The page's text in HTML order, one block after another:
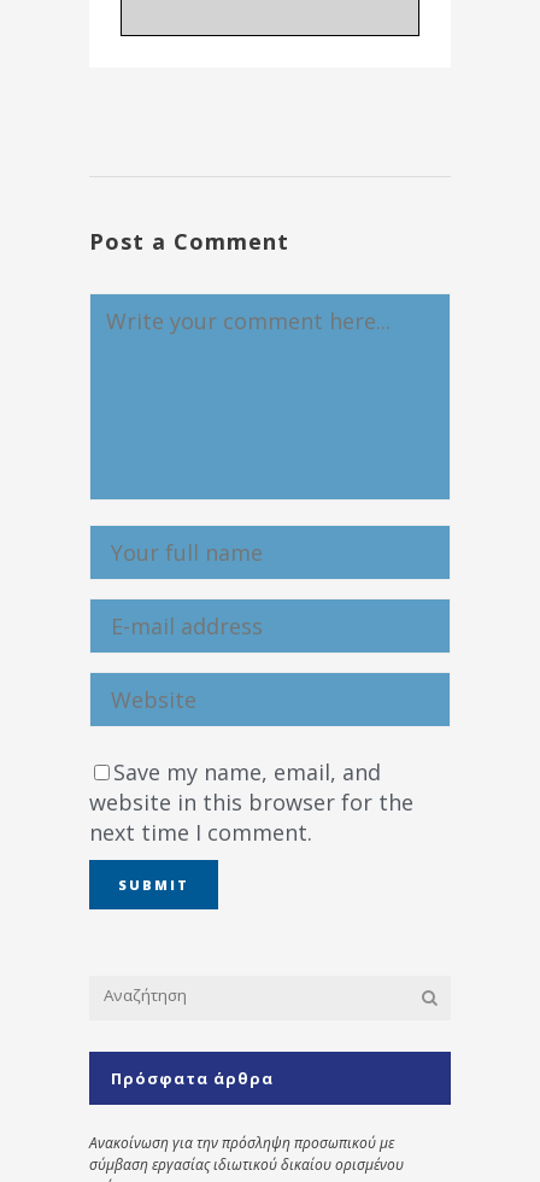
Post a Comment
Save my name, email, and
website in this browser for the
next time I comment.
Πρόσφατα άρθρα
Ανακοίνωση για την πρόσληψη προσωπικού με
σύμβαση εργασίας ιδιωτικού δικαίου ορισμένου